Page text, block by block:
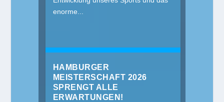
enorme...
HAMBURGER
MEISTERSCHAFT 2026
SPRENGT ALLE
ERWARTUNGEN!